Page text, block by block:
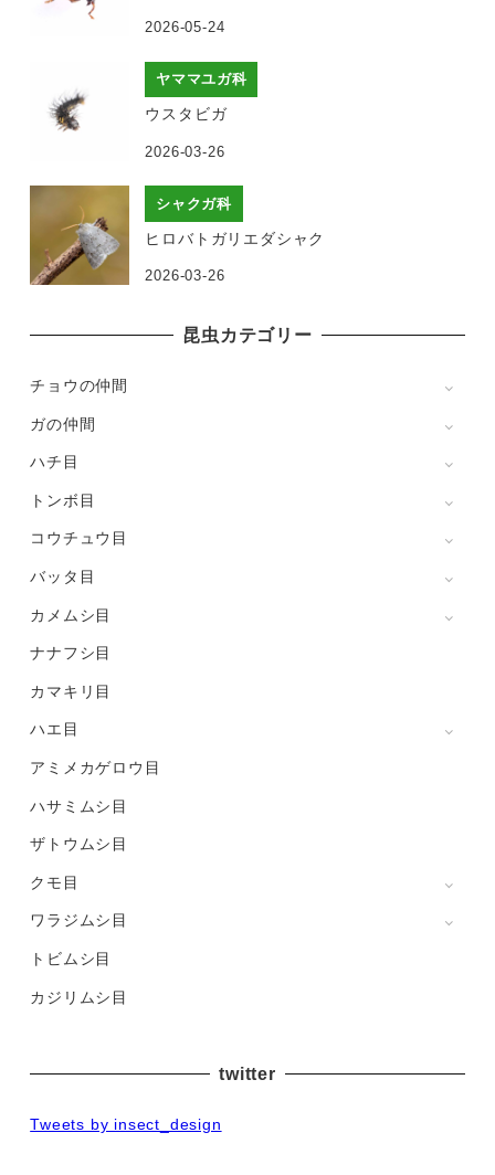
2026-05-24
ヤママユガ科
ウスタビガ
2026-03-26
シャクガ科
ヒロバトガリエダシャク
2026-03-26
昆虫カテゴリー
チョウの仲間
ガの仲間
ハチ目
トンボ目
コウチュウ目
バッタ目
カメムシ目
ナナフシ目
カマキリ目
ハエ目
アミメカゲロウ目
ハサミムシ目
ザトウムシ目
クモ目
ワラジムシ目
トビムシ目
カジリムシ目
twitter
Tweets by insect_design